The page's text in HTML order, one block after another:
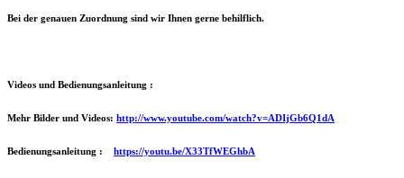
Bei der genauen Zuordnung sind wir Ihnen gerne behilflich.
Videos und Bedienungsanleitung :
Mehr Bilder und Videos: http://www.youtube.com/watch?v=ADIjGb6Q1dA
Bedienungsanleitung : https://youtu.be/X33TfWEGhbA